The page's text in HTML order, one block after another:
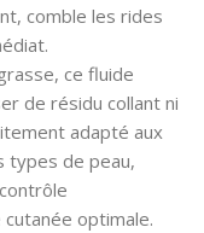
comble les rides
ce fluide
de résidu collant ni
adapté aux
types de peau,
optimale.